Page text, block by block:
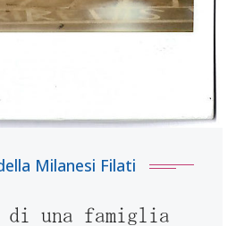
una famiglia
Milanesi Filati